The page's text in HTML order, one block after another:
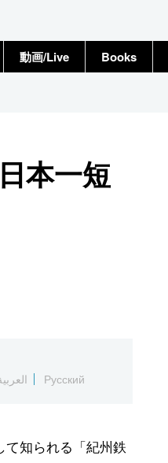
動画/Live Books
本一短
Русский
知られる「紀州鉄